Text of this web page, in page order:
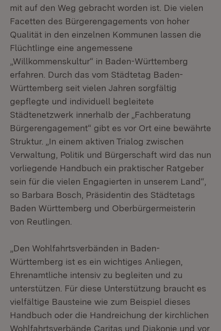
mit auf den Weg gebracht worden ist. Die vielen
Facetten des Bürgerengagements von hoher
Qualität in den einzelnen Kommunen lassen die
Flüchtlinge eine angemessene
„Willkommenskultur“ in Baden-Württemberg
erfahren. Durch das vom Städtetag Baden-
Württemberg seit vielen Jahren sorgfältig
gepflegte und individuell begleitete
Städtenetzwerk innerhalb der „Fachberatung
Bürgerengagement“ gibt es vor Ort eine bewährte
Struktur. „In einem aktiven Trialog zwischen
Verwaltung, Politik und Bürgerschaft wird das nun
vorliegende Handbuch ein praktischer Ratgeber
sein für die vielen Engagierten in unserem Land“,
so Barbara Bosch, Präsidentin des Städtetags
Baden Württemberg und Oberbürgermeisterin
von Reutlingen.
„Den Wohlfahrtsverbänden in Baden-
Württemberg ist es ein wichtiges Anliegen,
Ehrenamtliche intensiv zu begleiten und zu
unterstützen. Für diese Unterstützung braucht es
vielfältige Bausteine wie zum Beispiel dieses
Handbuch oder die Handreichung der kirchlichen
Wohlfahrtsverbände Caritas und Diakonie und vor